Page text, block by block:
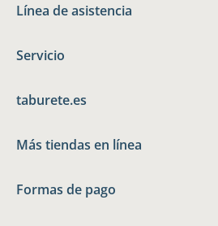
Línea de asistencia
Servicio
taburete.es
Más tiendas en línea
Formas de pago